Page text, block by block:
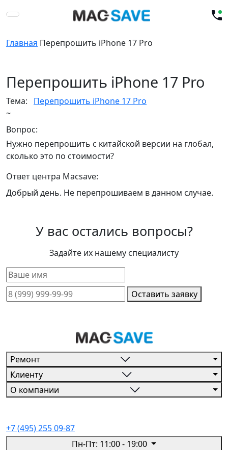
Главная Перепрошить iPhone 17 Pro
Перепрошить iPhone 17 Pro
Тема:
Перепрошить iPhone 17 Pro
~
Вопрос:
Нужно перепрошить с китайской версии на глобал,
сколько это по стоимости?
Ответ центра Macsave:
Добрый день. Не перепрошиваем в данном случае.
У вас остались вопросы?
Задайте их нашему специалисту
Оставить заявку
Ремонт
Клиенту
О компании
+7 (495) 255 09-87
Пн-Пт: 11:00 - 19:00